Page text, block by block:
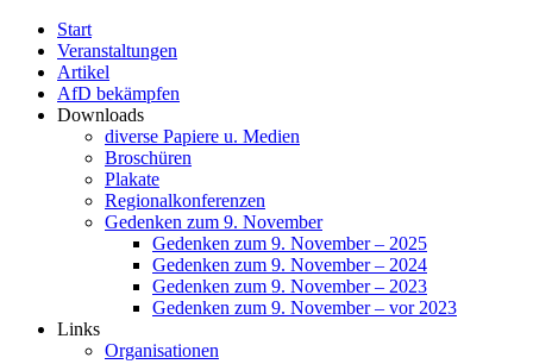
Start
Veranstaltungen
Artikel
AfD bekämpfen
Downloads
diverse Papiere u. Medien
Broschüren
Plakate
Regionalkonferenzen
Gedenken zum 9. November
Gedenken zum 9. November – 2025
Gedenken zum 9. November – 2024
Gedenken zum 9. November – 2023
Gedenken zum 9. November – vor 2023
Links
Organisationen